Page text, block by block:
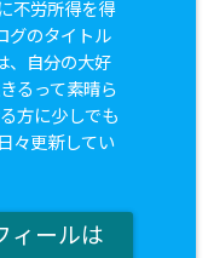
不労所得を得
グのタイトル
、自分の大好
るって素晴ら
方に少しでも
々更新してい
ィールは